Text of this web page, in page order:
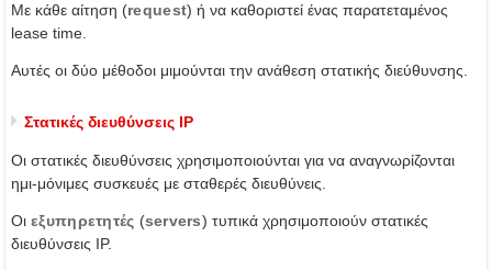
Με κάθε αίτηση (request) ή να καθοριστεί ένας παρατεταμένος
lease time.
Αυτές οι δύο μέθοδοι μιμούνται την ανάθεση στατικής διεύθυνσης.
Στατικές διευθύνσεις IP
Οι στατικές διευθύνσεις χρησιμοποιούνται για να αναγνωρίζονται
ημι-μόνιμες συσκευές με σταθερές διευθύνεις.
Οι εξυπηρετητές (servers) τυπικά χρησιμοποιούν στατικές
διευθύνσεις IP.